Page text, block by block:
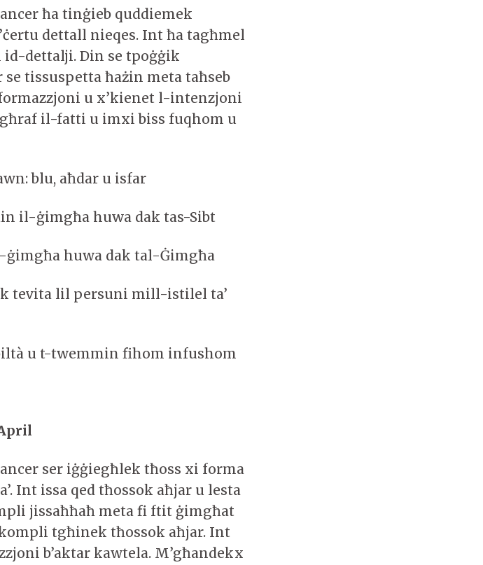
ħa tinġieb quddiemek
dettall nieqes. Int ħa tagħmel
dettalji. Din se tpoġġik
tissuspetta ħażin meta taħseb
u x’kienet l-intenzjoni
il-fatti u imxi biss fuqhom u
blu, aħdar u isfar
il-ġimgħa huwa dak tas-Sibt
huwa dak tal-Ġimgħa
tevita lil persuni mill-istilel ta’
u t-twemmin fihom infushom
ser iġġiegħlek tħoss xi forma
Int issa qed tħossok aħjar u lesta
jissaħħaħ meta fi ftit ġimgħat
tgħinek tħossok aħjar. Int
b’aktar kawtela. M’għandekx